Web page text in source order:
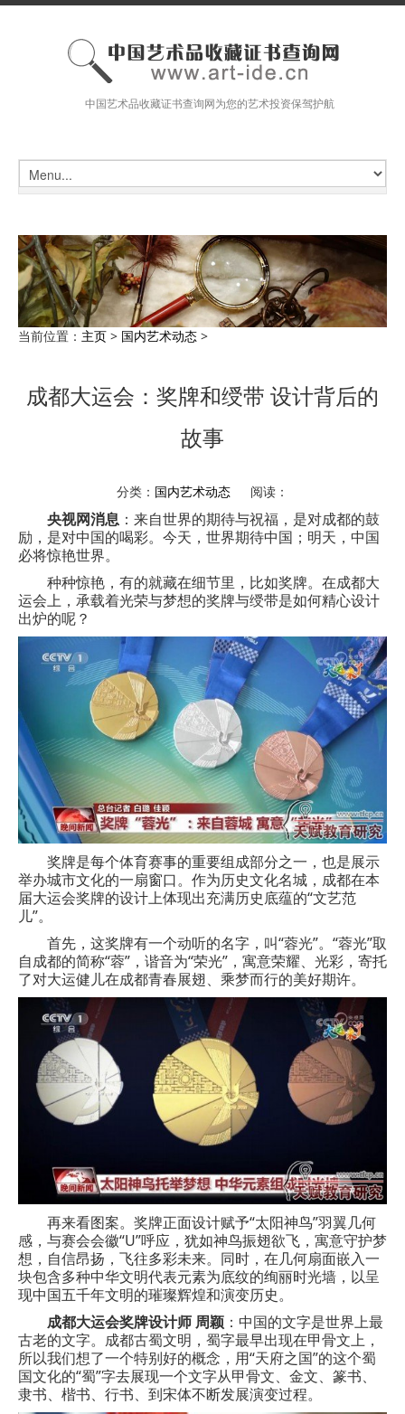
中国艺术品收藏证书查询网为您的艺术投资保驾护航
当前位置： 主页 > 国内艺术动态 >
成都大运会：奖牌和绶带 设计背后的
故事
分类： 国内艺术动态 阅读：
央视网消息 ：来自世界的期待与祝福，是对成都的鼓
励，是对中国的喝彩。今天，世界期待中国；明天，中国
必将惊艳世界。
种种惊艳，有的就藏在细节里，比如奖牌。在成都大
运会上，承载着光荣与梦想的奖牌与绶带是如何精心设计
出炉的呢？
奖牌是每个体育赛事的重要组成部分之一，也是展示
举办城市文化的一扇窗口。作为历史文化名城，成都在本
届大运会奖牌的设计上体现出充满历史底蕴的“文艺范
儿”。
首先，这奖牌有一个动听的名字，叫“蓉光”。“蓉光”取
自成都的简称“蓉”，谐音为“荣光”，寓意荣耀、光彩，寄托
了对大运健儿在成都青春展翅、乘梦而行的美好期许。
再来看图案。奖牌正面设计赋予“太阳神鸟”羽翼几何
感，与赛会会徽“U”呼应，犹如神鸟振翅欲飞，寓意守护梦
想，自信昂扬，飞往多彩未来。同时，在几何扇面嵌入一
块包含多种中华文明代表元素为底纹的绚丽时光墙，以呈
现中国五千年文明的璀璨辉煌和演变历史。
成都大运会奖牌设计师 周颖 ：中国的文字是世界上最
古老的文字。成都古蜀文明，蜀字最早出现在甲骨文上，
所以我们想了一个特别好的概念，用“天府之国”的这个蜀
国文化的“蜀”字去展现一个文字从甲骨文、金文、篆书、
隶书、楷书、行书、到宋体不断发展演变过程。